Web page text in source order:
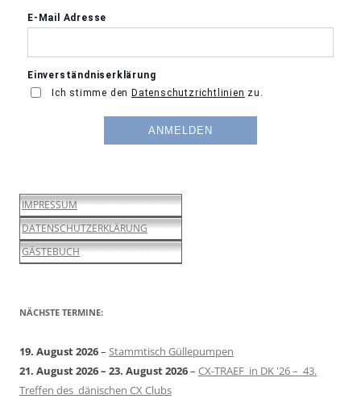
IMPRESSUM
DATENSCHUTZERKLÄRUNG
GÄSTEBUCH
NÄCHSTE TERMINE:
19. August 2026– Stammtisch Güllepumpen
21. August 2026– 23. August 2026– CX-TRAEF in DK '26 – 43.
Treffen des dänischen CX Clubs